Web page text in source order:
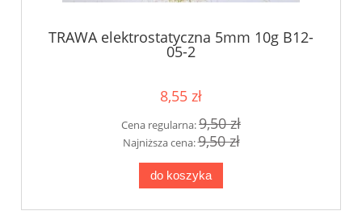
TRAWA elektrostatyczna 5mm 10g B12-
05-2
8,55 zł
Cena regularna:9,50 zł
Najniższa cena:9,50 zł
do koszyka